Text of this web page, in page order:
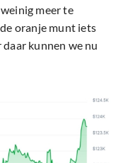
meer te
oranje munt iets
kunnen we nu